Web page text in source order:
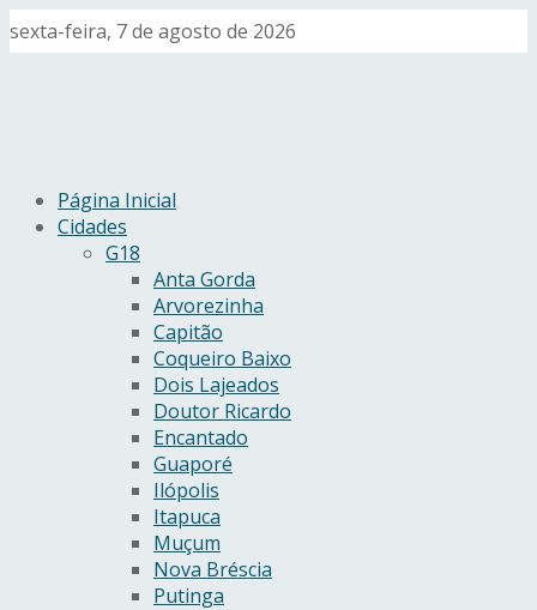
sexta-feira, 7 de agosto de 2026
Página Inicial
Cidades
G18
Anta Gorda
Arvorezinha
Capitão
Coqueiro Baixo
Dois Lajeados
Doutor Ricardo
Encantado
Guaporé
Ilópolis
Itapuca
Muçum
Nova Bréscia
Putinga